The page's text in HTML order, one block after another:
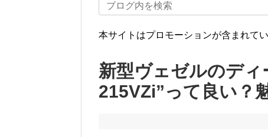
本サイトはプロモーションが含まれてい
新型ヴェゼルのデ
215VZi”って良い？